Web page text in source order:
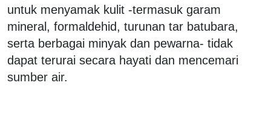
untuk menyamak kulit -termasuk garam
mineral, formaldehid, turunan tar batubara,
serta berbagai minyak dan pewarna- tidak
dapat terurai secara hayati dan mencemari
sumber air.